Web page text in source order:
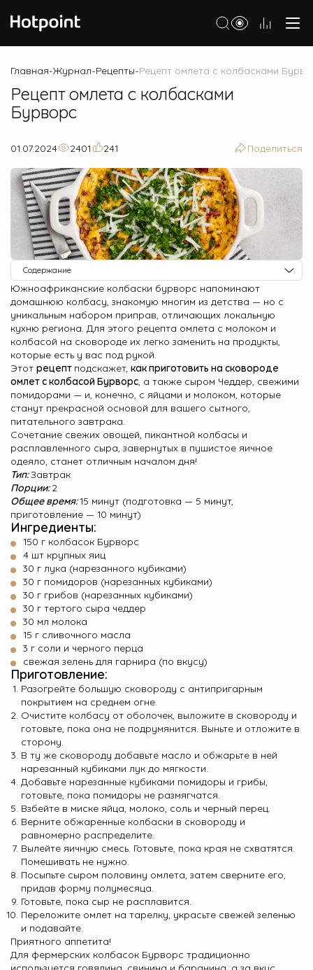
Морозильные камеры
Стиральные и сушильные машины
Посудомоечные машины
Варочные панели
Духовые шкафы
Кухонные плиты
Вытяжки
Микроволновые печи
Малая бытовая техника
О Hotpoint
Технологии
Где купить
Журнал
Сервис
8 800 3333 887
Главная-Журнал-Рецепты-Рецепт омлета с колбасками
Рецепт омлета с колбасками
Бурворс
01.07.2024 2401 241 Поделиться
Содержание
Ингредиенты
Приготовление
Южноафриканские колбаски бурворс напоминают
домашнюю колбасу, знакомую многим из детства — но с
уникальным набором приправ, отличающих локальную
кухню региона. Для этого рецепта омлета с молоком и
колбасой на сковороде их легко заменить на продукты,
которые есть у вас под рукой.
Этотрецептподскажет, как приготовить на сковороде
омлет с колбасой Бурворс , а также сыром Чеддер, свежими
помидорами — и, конечно, с яйцами и молоком, которые
станут прекрасной основой для вашего сытного,
питательного завтрака.
Сочетание свежих овощей, пикантной колбасы и
расплавленного сыра, завернутых в пушистое яичное
одеяло, станет отличным началом дня!
Тип:Завтрак
Порции:2
Общее время:15 минут (подготовка — 5 минут,
приготовление — 10 минут)
Ингредиенты:
150 г колбасок Бурворс
4 шт крупных яиц
30 г лука (нарезанного кубиками)
30 г помидоров (нарезанных кубиками)
30 г грибов (нарезанных кубиками)
30 г тертого сыра чеддер
30 мл молока
15 г сливочного масла
3 г соли и черного перца
свежая зелень для гарнира (по вкусу)
Приготовление:
Разогрейте большую сковороду с антипригарным
покрытием на среднем огне.
Очистите колбасу от оболочек, выложите в сковороду и
готовьте, пока она не подрумянится. Выньте и отложите в
сторону.
В ту же сковороду добавьте масло и обжарьте в ней
нарезанный кубиками лук до мягкости.
Добавьте нарезанные кубиками помидоры и грибы,
готовьте, пока помидоры не размягчатся.
Взбейте в миске яйца, молоко, соль и черный перец.
Верните обжаренные колбаски в сковороду и
равномерно распределите.
Вылейте яичную смесь. Готовьте, пока края не схватятся.
Помешивать не нужно.
Посыпьте сыром половину омлета, затем сверните его,
придав форму полумесяца.
Готовьте, пока сыр не расплавится.
Переложите омлет на тарелку, украсьте свежей зеленью
и подавайте.
Приятного аппетита!
Для фермерских колбасок Бурворс традиционно
используется говядина, свинина и баранина, а за вкус